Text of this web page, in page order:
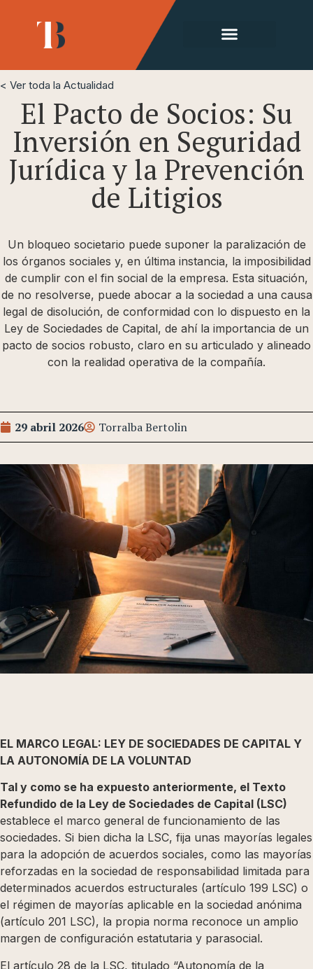
< Ver toda la Actualidad
El Pacto de Socios: Su
Inversión en Seguridad
Jurídica y la Prevención
de Litigios
Un bloqueo societario puede suponer la paralización de
los órganos sociales y, en última instancia, la imposibilidad
de cumplir con el fin social de la empresa. Esta situación,
de no resolverse, puede abocar a la sociedad a una causa
legal de disolución, de conformidad con lo dispuesto en la
Ley de Sociedades de Capital, de ahí la importancia de un
pacto de socios robusto, claro en su articulado y alineado
con la realidad operativa de la compañía.
29 abril 2026 Torralba Bertolin
EL MARCO LEGAL: LEY DE SOCIEDADES DE CAPITAL Y
LA AUTONOMÍA DE LA VOLUNTAD
Tal y como se ha expuesto anteriormente, el Texto
Refundido de la Ley de Sociedades de Capital (LSC)
establece el marco general de funcionamiento de las
sociedades. Si bien dicha la LSC, fija unas mayorías legales
para la adopción de acuerdos sociales, como las mayorías
reforzadas en la sociedad de responsabilidad limitada para
determinados acuerdos estructurales (artículo 199 LSC) o
el régimen de mayorías aplicable en la sociedad anónima
(artículo 201 LSC), la propia norma reconoce un amplio
margen de configuración estatutaria y parasocial.
El artículo 28 de la LSC, titulado “Autonomía de la